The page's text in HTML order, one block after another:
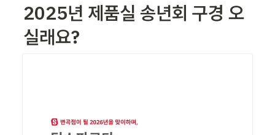
2025년 제품실 송년회 구경 오
실래요?